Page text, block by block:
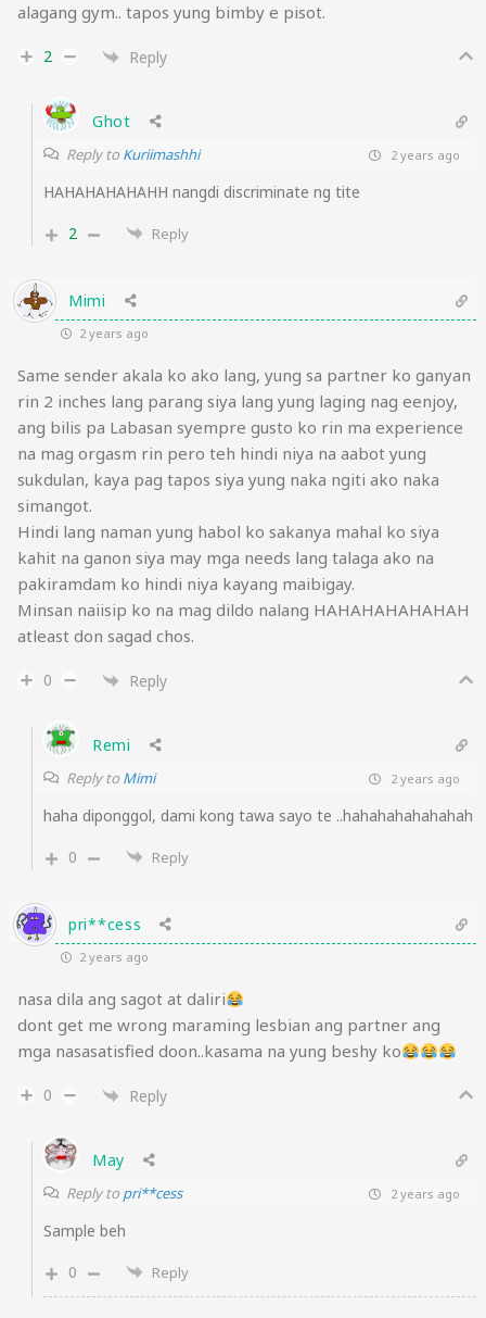
alagang gym.. tapos yung bimby e pisot.
2 Reply
Ghot
Reply to Kuriimashhi 2 years ago
HAHAHAHAHAHH nangdi discriminate ng tite
2
Reply
Mimi
2 years ago
Same sender akala ko ako lang, yung sa partner ko ganyan
rin 2 inches lang parang siya lang yung laging nag eenjoy,
ang bilis pa Labasan syempre gusto ko rin ma experience
na mag orgasm rin pero teh hindi niya na aabot yung
sukdulan, kaya pag tapos siya yung naka ngiti ako naka
simangot.
Hindi lang naman yung habol ko sakanya mahal ko siya
kahit na ganon siya may mga needs lang talaga ako na
pakiramdam ko hindi niya kayang maibigay.
Minsan naiisip ko na mag dildo nalang HAHAHAHAHAHAH
atleast don sagad chos.
0 Reply
Remi
Reply to Mimi 2 years ago
haha diponggol, dami kong tawa sayo te ..hahahahahahahah
0
Reply
pri**cess
2 years ago
nasa dila ang sagot at daliri
dont get me wrong maraming lesbian ang partner ang
mga nasasatisfied doon..kasama na yung beshy ko
0 Reply
May
Reply to pri**cess 2 years ago
Sample beh
0
Reply